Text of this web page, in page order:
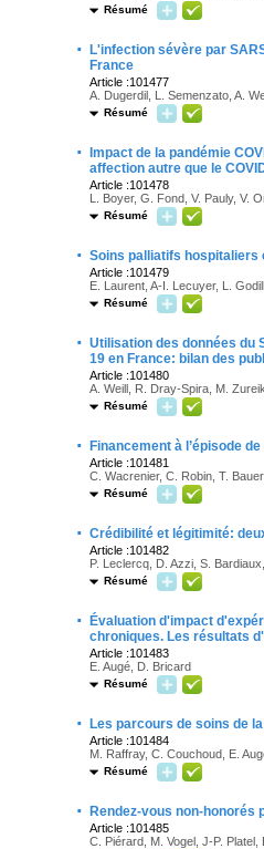
Résumé
·
L'infection sévère par
France
Article :101477
A. Dugerdil, L. Semenzato, A.
Résumé
·
Impact de la pandémie
affection autre que le
Article :101478
L. Boyer, G. Fond, V. Pauly, V.
Résumé
· Soins palliatifs hospitaliers
Article :101479
E. Laurent, A-I. Lecuyer, L.
Résumé
· Utilisation des données du
19 en France: bilan des
Article :101480
A. Weill, R. Dray-Spira, M.
Résumé
· Financement à l’épisode
Article :101481
C. Wacrenier, C. Robin, T.
Résumé
· Crédibilité et légitimité:
Article :101482
P. Leclercq, D. Azzi, S.
Résumé
·
Évaluation d'impact
chroniques. Les résultats
Article :101483
E. Augé, D. Bricard
Résumé
· Les parcours de soins de
Article :101484
M. Raffray, C. Couchoud, E.
Résumé
· Rendez-vous non-
Article :101485
C. Piérard, M. Vogel, J-P. Platel,